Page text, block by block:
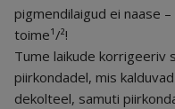
pigmendilaigud ei naase
toime¹/²!
Tume laikude korrigeeriv
piirkondadel, mis
dekolteel, samuti